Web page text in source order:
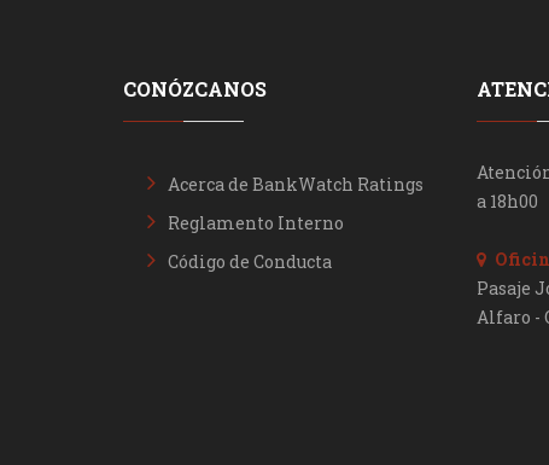
CONÓZCANOS
Acerca de BankWatch Ratings
Reglamento Interno
Código de Conducta
a 18h00
Pasaje
Alfaro -